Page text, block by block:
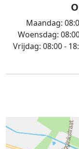
Maandag:
Woensdag:
Vrijdag: 08:00 -